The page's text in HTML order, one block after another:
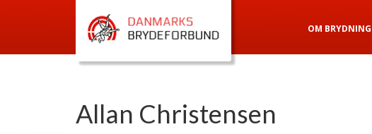
OM BRYDNING
Allan Christensen